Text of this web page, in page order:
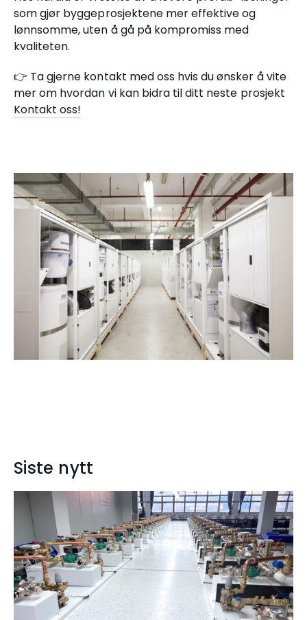
som gjør byggeprosjektene mer effektive og
lønnsomme, uten å gå på kompromiss med
kvaliteten.
👉 Ta gjerne kontakt med oss hvis du ønsker å vite
mer om hvordan vi kan bidra til ditt neste prosjekt
Kontakt oss!
Siste nytt